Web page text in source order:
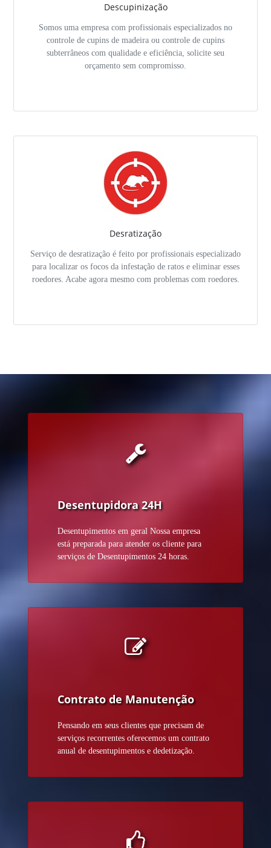
Descupinização
Somos uma empresa com profissionais especializados no
controle de cupins de madeira ou controle de cupins
subterrâneos com qualidade e eficiência, solicite seu
orçamento sem compromisso.
Desratização
Serviço de desratização é feito por profissionais especializado
para localizar os focos da infestação de ratos e eliminar esses
roedores. Acabe agora mesmo com problemas com roedores.
Desentupidora 24H
Desentupimentos em geral Nossa empresa
está preparada para atender os cliente para
serviços de Desentupimentos 24 horas.
Contrato de Manutenção
Pensando em seus clientes que precisam de
serviços recorrentes oferecemos um contrato
anual de desentupimentos e dedetização.